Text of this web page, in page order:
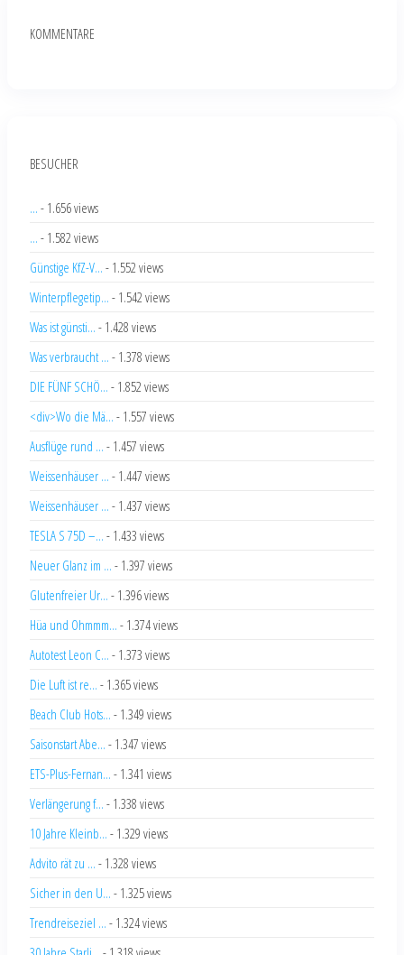
KOMMENTARE
BESUCHER
... - 1.656 views
... - 1.582 views
Günstige KfZ-V... - 1.552 views
Winterpflegetip... - 1.542 views
Was ist günsti... - 1.428 views
Was verbraucht ... - 1.378 views
DIE FÜNF SCHÖ... - 1.852 views
<div>Wo die Mä... - 1.557 views
Ausflüge rund ... - 1.457 views
Weissenhäuser ... - 1.447 views
Weissenhäuser ... - 1.437 views
TESLA S 75D –... - 1.433 views
Neuer Glanz im ... - 1.397 views
Glutenfreier Ur... - 1.396 views
Hüa und Ohmmm... - 1.374 views
Autotest Leon C... - 1.373 views
Die Luft ist re... - 1.365 views
Beach Club Hots... - 1.349 views
Saisonstart Abe... - 1.347 views
ETS-Plus-Fernan... - 1.341 views
Verlängerung f... - 1.338 views
10 Jahre Kleinb... - 1.329 views
Advito rät zu ... - 1.328 views
Sicher in den U... - 1.325 views
Trendreiseziel ... - 1.324 views